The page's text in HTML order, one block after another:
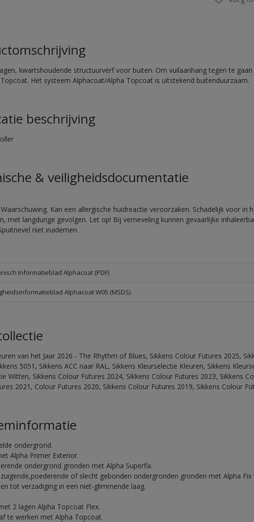
kwartshoudende structuurverf voor buiten. Om vuilaanhang tegen te
Het systeem Alphacoat/Alpha Topcoat is uitstekend buitenduurzaam.
beschrijving
& veiligheidsdocumentatie
Waarschuwing. Kan een allergische huidreactie veroorzaken. Schadelijk voor in
met langdurige gevolgen. Let op! Bij verneveling kunnen gevaarlijke
niet inademen.
Informatieblad Alphacoat (PDF)
Alphacoat W05 (MSDS)
van het Jaar 2026 - The Rhythm of Blues, Sikkens Colour Futures 2025,
5051, Sikkens ACC naar RAL, Sikkens Kleurselectie Kleuren, Sikkens
Witten, Sikkens Colour Futures 2024, Sikkens Colour Futures 2023, Sikkens
2021, Colour Futures 2020, Sikkens Colour Futures 2019, Sikkens Colour
ondergrond.
Alpha Primer Exterior.
ondergrond gronden met Alpha Superfix.
of slecht gebonden ondergronden gronden met Alpha Fix
tot verzadiging in een niet-glimmende laag.
2 lagen Alpha Topcoat Flex.
te werken met Alpha Topcoat.